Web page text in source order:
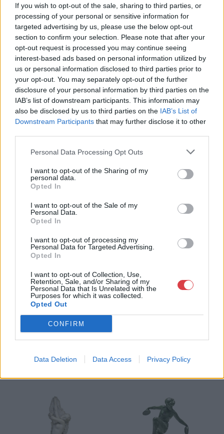
If you wish to opt-out of the sale, sharing to third parties, or
processing of your personal or sensitive information for
targeted advertising by us, please use the below opt-out
section to confirm your selection. Please note that after your
opt-out request is processed you may continue seeing
interest-based ads based on personal information utilized by
us or personal information disclosed to third parties prior to
your opt-out. You may separately opt-out of the further
disclosure of your personal information by third parties on the
IAB’s list of downstream participants. This information may
also be disclosed by us to third parties on the IAB’s List of
Downstream Participants that may further disclose it to other
Personal Data Processing Opt Outs
I want to opt-out of the Sharing of my
personal data.
Opted In
I want to opt-out of the Sale of my
Personal Data.
Opted In
I want to opt-out of processing my
Personal Data for Targeted Advertising.
Opted In
I want to opt-out of Collection, Use,
Retention, Sale, and/or Sharing of my
Personal Data that Is Unrelated with the
Purposes for which it was collected.
Opted Out
CONFIRM
Data Deletion Data Access Privacy Policy
Kikiáltási ár:440 000Ft
Aukció adatai
Aukció neve: 39. Aukció
Aukció dátuma: 2016.12.06
Aukció ideje: 18:00
Aukció helye: 1055 Budapest, Falk Miksa utca 24-26.
Eladó adatai
9307
GALÉRIA TOVÁBBI MŰTÁRGYAI